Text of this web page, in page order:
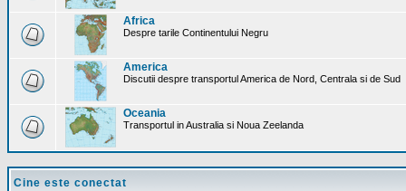
Africa
Despre tarile Continentului Negru
America
Discutii despre transportul America de Nord, Centrala si de Sud
Oceania
Transportul in Australia si Noua Zeelanda
Cine este conectat